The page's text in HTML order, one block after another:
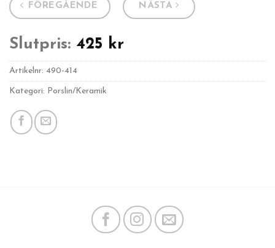
FÖREGÅENDE NÄSTA
Slutpris: 425 kr
Artikelnr: 490-414
Kategori: Porslin/Keramik